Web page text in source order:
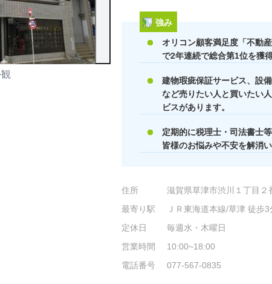
店舗内観
強み
オリコン顧客満足度「不
で2年連続で総合第1位を獲得
建物瑕疵保証サービス、設
など売りたい人と買いたい
ビスがあります。
定期的に税理士・司法書士
皆様のお悩みや不安を解消い
住所
滋賀県草津市渋川１丁目
最寄り駅
ＪＲ東海道本線/草津 徒歩3
定休日
毎週水・木曜日
営業時間
10:00~18:00
電話番号
077-567-0835